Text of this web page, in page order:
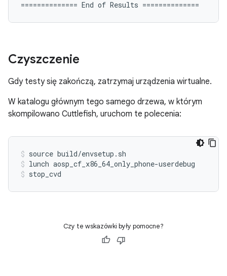
Czyszczenie
Gdy testy się zakończą, zatrzymaj urządzenia wirtualne.
W katalogu głównym tego samego drzewa, w którym
skompilowano Cuttlefish, uruchom te polecenia:
source build/envsetup.sh
lunch aosp_cf_x86_64_only_phone-userdebug
stop_cvd
Czy te wskazówki były pomocne?